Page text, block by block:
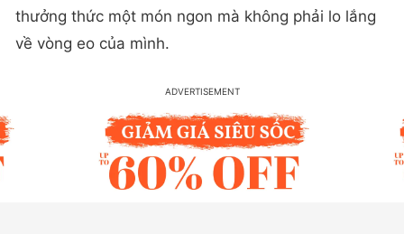
thưởng thức một món ngon mà không phải lo lắng
về vòng eo của mình.